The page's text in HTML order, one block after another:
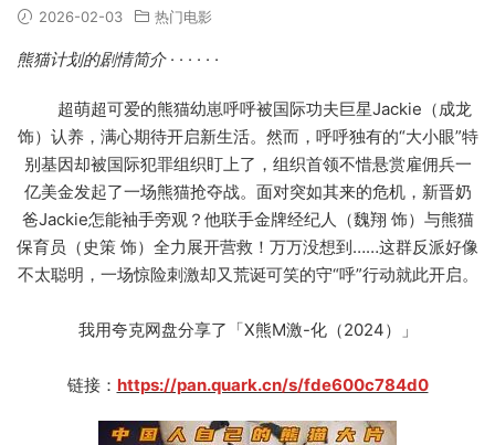
2026-02-03 热门电影
熊猫计划的剧情简介· · · · · ·
超萌超可爱的熊猫幼崽呼呼被国际功夫巨星Jackie（成龙
饰）认养，满心期待开启新生活。然而，呼呼独有的“大小眼”特
别基因却被国际犯罪组织盯上了，组织首领不惜悬赏雇佣兵一
亿美金发起了一场熊猫抢夺战。面对突如其来的危机，新晋奶
爸Jackie怎能袖手旁观？他联手金牌经纪人（魏翔 饰）与熊猫
保育员（史策 饰）全力展开营救！万万没想到……这群反派好像
不太聪明，一场惊险刺激却又荒诞可笑的守“呼”行动就此开启。
我用夸克网盘分享了「X熊M激-化（2024）」
链接： https://pan.quark.cn/s/fde600c784d0